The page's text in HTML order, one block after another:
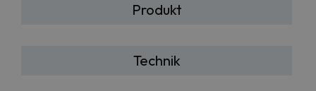
Produkt
Technik